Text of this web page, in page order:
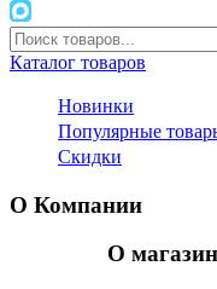
Каталог товаров
Новинки
Популярные
Скидки
О Компании
О